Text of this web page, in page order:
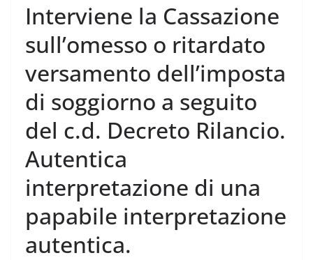
Interviene la Cassazione
sull’omesso o ritardato
versamento dell’imposta
di soggiorno a seguito
del c.d. Decreto Rilancio.
Autentica
interpretazione di una
papabile interpretazione
autentica.